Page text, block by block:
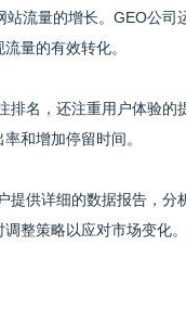
流量的增长。GEO公
量的有效转化。
排名，还注重用户体验
和增加停留时间。
提供详细的数据报告，
整策略以应对市场变化。